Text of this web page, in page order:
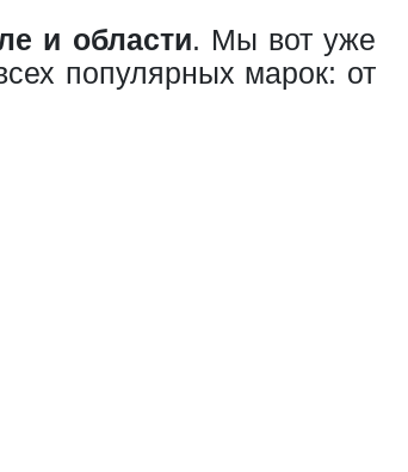
и области. Мы вот уже
популярных марок: от